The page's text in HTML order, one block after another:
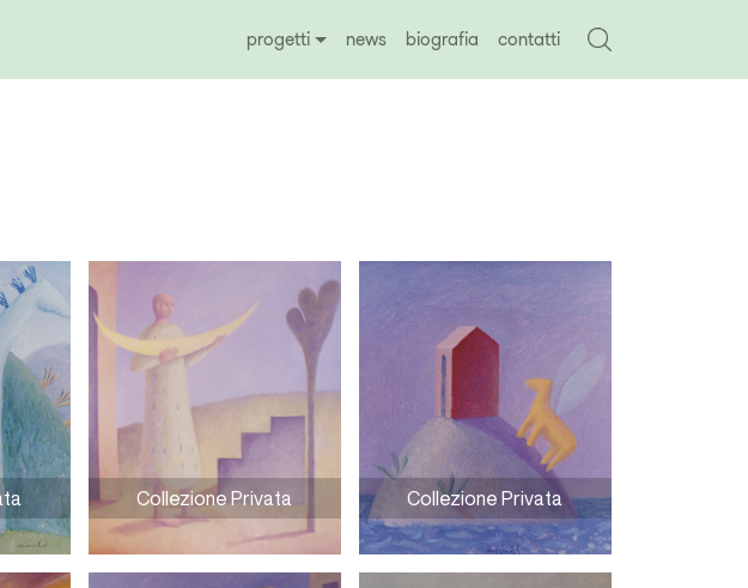
progetti news biografia contatti
Il dono
Collezione Privata
La visita del Pegaso
Collezione Privata